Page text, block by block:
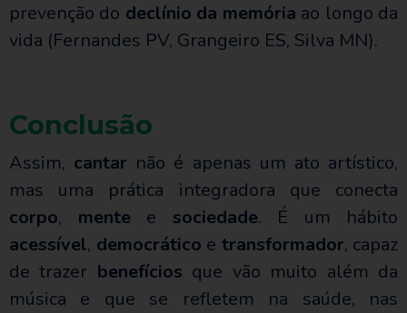
prevenção do declínio da memória ao longo da
vida (Fernandes PV, Grangeiro ES, Silva MN).
Conclusão
Assim, cantar não é apenas um ato artístico,
mas uma prática integradora que conecta
corpo, mentee sociedade. É um hábito
acessível, democrático e transformador, capaz
de trazer benefícios que vão muito além da
música e que se refletem na saúde, nas